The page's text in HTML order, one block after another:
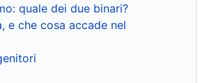
quale dei due binari?
e che cosa accade nel